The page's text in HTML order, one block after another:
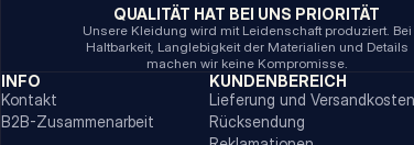
QUALITÄT HAT BEI UNS PRIORITÄT
Unsere Kleidung wird mit Leidenschaft produziert. Bei
Haltbarkeit, Langlebigkeit der Materialien und Details
machen wir keine Kompromisse.
INFO
Kontakt
B2B-Zusammenarbeit
KUNDENBEREICH
Lieferung und Versandkosten
Rücksendung